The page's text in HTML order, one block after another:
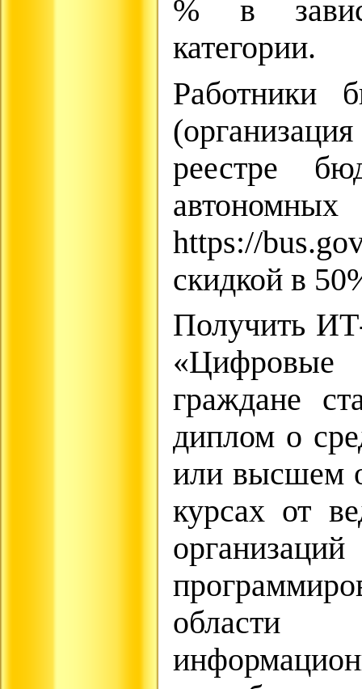
% в
категории.
Работники
реестре
https://
скидкой в
Получить
граждане
диплом о
или высшем
курсах от
области